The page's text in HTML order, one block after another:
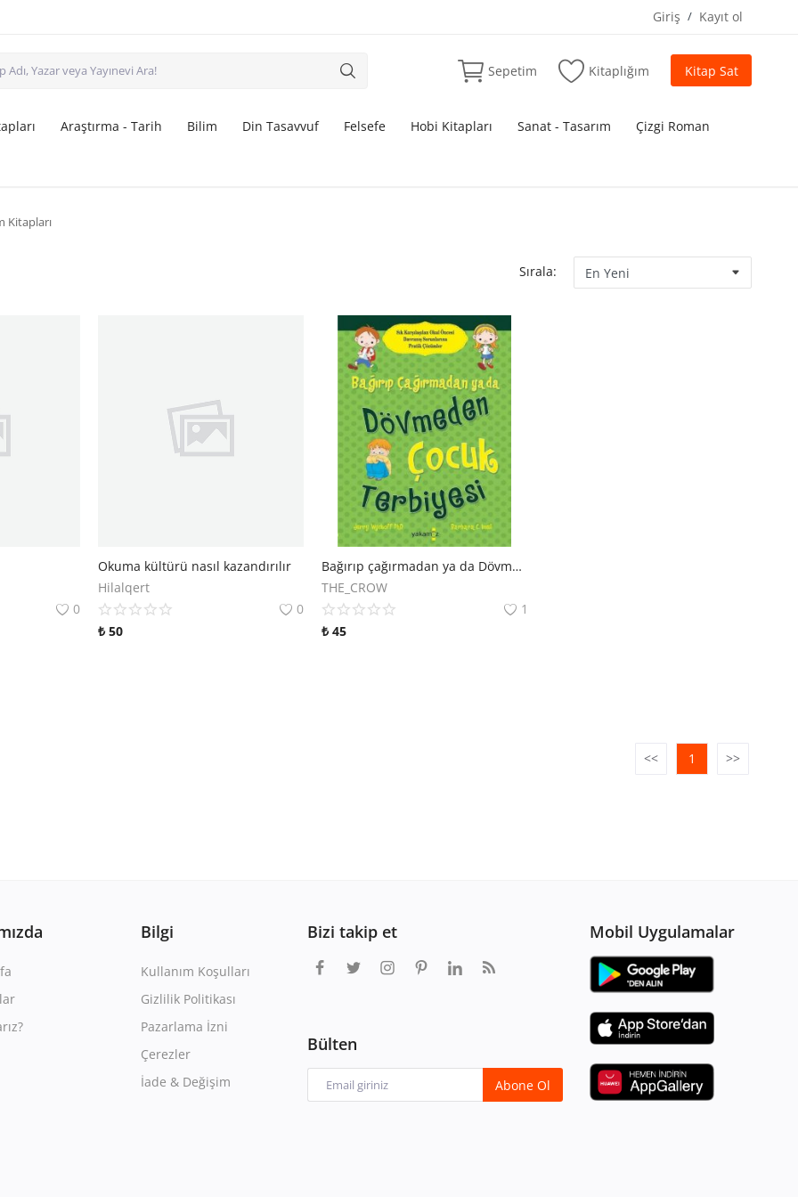
Giriş / Kayıt ol
Sepetim Kitaplığım Kitap Sat
Araştırma - Tarih Bilim Din Tasavvuf Felsefe Hobi Kitapları Sanat - Tasarım Çizgi Roman
Kitapları
Sırala:
0
Okuma kültürü nasıl kazandırılır
Hilalqert
0
₺50
Bağırıp çağırmadan ya da Dövmeden Çocuk Terbiyesi
THE_CROW
1
₺ 45
<< 1 >>
Bilgi
Kullanım Koşulları
Gizlilik Politikası
Pazarlama İzni
Çerezler
İade & Değişim
Bizi takip et
Bülten
Abone Ol
Mobil Uygulamalar